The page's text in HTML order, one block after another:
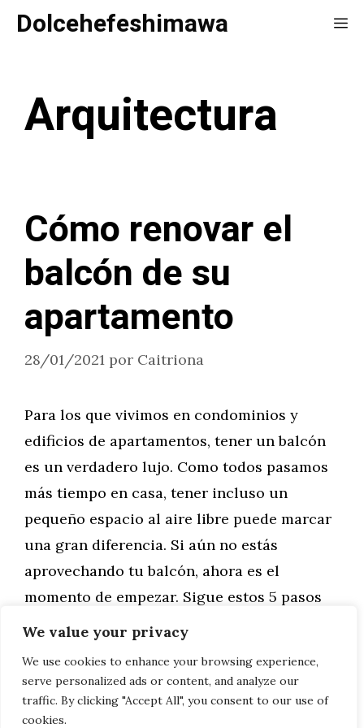
We value your privacy
We use cookies to enhance your browsing experience,
serve personalized ads or content, and analyze our
traffic. By clicking "Accept All", you consent to our use of
cookies.
SaltarDolcehefeshimawa
Arquitectura
Cómo renovar el
balcón de su
apartamento
28/01/2021 por Caitriona
Para los que vivimos en condominios y
edificios de apartamentos, tener un balcón
es un verdadero lujo. Como todos pasamos
más tiempo en casa, tener incluso un
pequeño espacio al aire libre puede marcar
una gran diferencia. Si aún no estás
aprovechando tu balcón, ahora es el
momento de empezar. Sigue estos 5 pasos
para …
Leer más